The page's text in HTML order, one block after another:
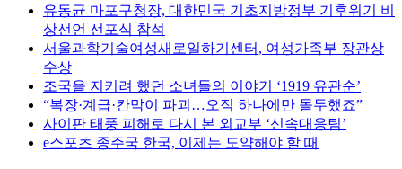
유동균 마포구청장, 대한민국 기초지방정부 기후위기 비
상선언 선포식 참석
서울과학기술여성새로일하기센터, 여성가족부 장관상
수상
조국을 지키려 했던 소녀들의 이야기 ‘1919 유관순’
“복장·계급·칸막이 파괴…오직 하나에만 몰두했죠”
사이판 태풍 피해로 다시 본 외교부 ‘신속대응팀’
e스포츠 종주국 한국, 이제는 도약해야 할 때